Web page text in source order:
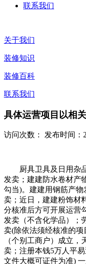
联系我们
关于我们
装修知识
装修百科
联系我们
具体运营项目以相
访问次数： 发布时间：
厨具卫具及日用杂品
发卖；建建防水卷材产
勾当)。建建用钢筋产
卖；近日，建建粉饰材
分核准后方可开展运营
发卖（不含化学品）；
卖(除依法须经核准的
（个别工商户）成立
卖；注册本钱5万人平
文件大概可证件为准)